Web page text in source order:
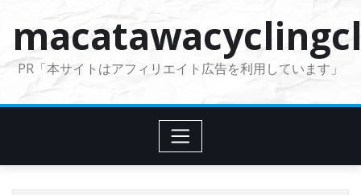
PR「本サイトはアフィリエイト広告を利用しています」